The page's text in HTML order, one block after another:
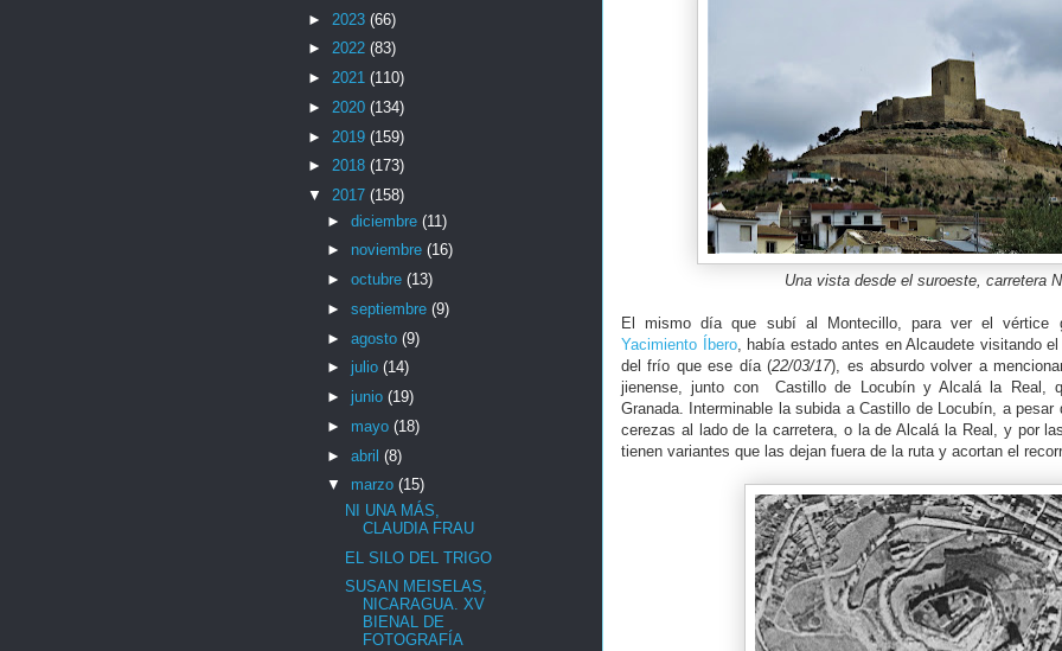
Una vista desde el suroeste, carretera
El mismo día que subí al Montecillo, para ver el vértice
Yacimiento Íbero, había estado antes en Alcaudete visitando
del frío que ese día (22/03/17), es absurdo volver a
jienense, junto con Castillo de Locubín y Alcalá la Real,
Granada. Interminable la subida a Castillo de Locubín, a
cerezas al lado de la carretera, o la de Alcalá la Real, y por
tienen variantes que las dejan fuera de la ruta y acortan el
► 2023 (66)
► 2022 (83)
► 2021 (110)
► 2020 (134)
► 2019 (159)
► 2018 (173)
▼ 2017 (158)
► diciembre (11)
► noviembre (16)
► octubre (13)
► septiembre (9)
► agosto (9)
► julio (14)
► junio (19)
► mayo (18)
► abril (8)
▼ marzo (15)
NI UNA MÁS,
CLAUDIA FRAU
EL SILO DEL TRIGO
SUSAN MEISELAS,
NICARAGUA. XV
BIENAL DE
FOTOGRAFÍA